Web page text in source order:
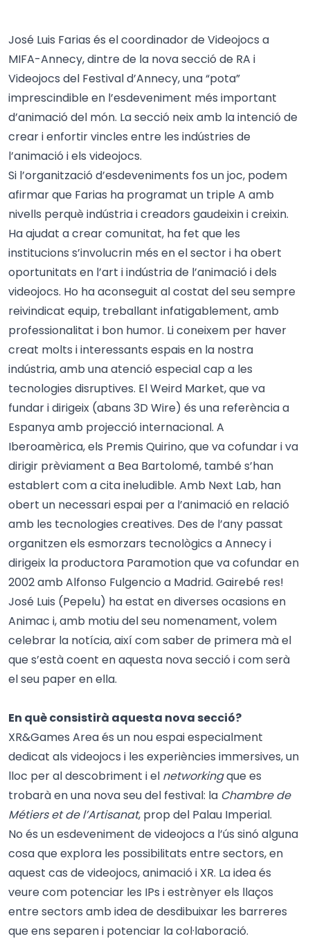
José Luis Farias és el coordinador de Videojocs a
MIFA-Annecy, dintre de la nova secció de RA i
Videojocs del Festival d’Annecy, una “pota”
imprescindible en l’esdeveniment més important
d’animació del món. La secció neix amb la intenció de
crear i enfortir vincles entre les indústries de
l’animació i els videojocs.
Si l’organització d’esdeveniments fos un joc, podem
afirmar que Farias ha programat un triple A amb
nivells perquè indústria i creadors gaudeixin i creixin.
Ha ajudat a crear comunitat, ha fet que les
institucions s’involucrin més en el sector i ha obert
oportunitats en l’art i indústria de l’animació i dels
videojocs. Ho ha aconseguit al costat del seu sempre
reivindicat equip, treballant infatigablement, amb
professionalitat i bon humor. Li coneixem per haver
creat molts i interessants espais en la nostra
indústria, amb una atenció especial cap a les
tecnologies disruptives. El Weird Market, que va
fundar i dirigeix (abans 3D Wire) és una referència a
Espanya amb projecció internacional. A
Iberoamèrica, els Premis Quirino, que va cofundar i va
dirigir prèviament a Bea Bartolomé, també s’han
establert com a cita ineludible. Amb Next Lab, han
obert un necessari espai per a l’animació en relació
amb les tecnologies creatives. Des de l’any passat
organitzen els esmorzars tecnològics a Annecy i
dirigeix la productora Paramotion que va cofundar en
2002 amb Alfonso Fulgencio a Madrid. Gairebé res!
José Luis (Pepelu) ha estat en diverses ocasions en
Animac i, amb motiu del seu nomenament, volem
celebrar la notícia, així com saber de primera mà el
que s’està coent en aquesta nova secció i com serà
el seu paper en ella.
En què consistirà aquesta nova secció?
XR&Games Area és un nou espai especialment
dedicat als videojocs i les experiències immersives, un
lloc per al descobriment i el networkingque es
trobarà en una nova seu del festival: la Chambre de
Métiers et de l’Artisanat, prop del Palau Imperial.
No és un esdeveniment de videojocs a l’ús sinó alguna
cosa que explora les possibilitats entre sectors, en
aquest cas de videojocs, animació i XR. La idea és
veure com potenciar les IPs i estrènyer els llaços
entre sectors amb idea de desdibuixar les barreres
que ens separen i potenciar la col·laboració.